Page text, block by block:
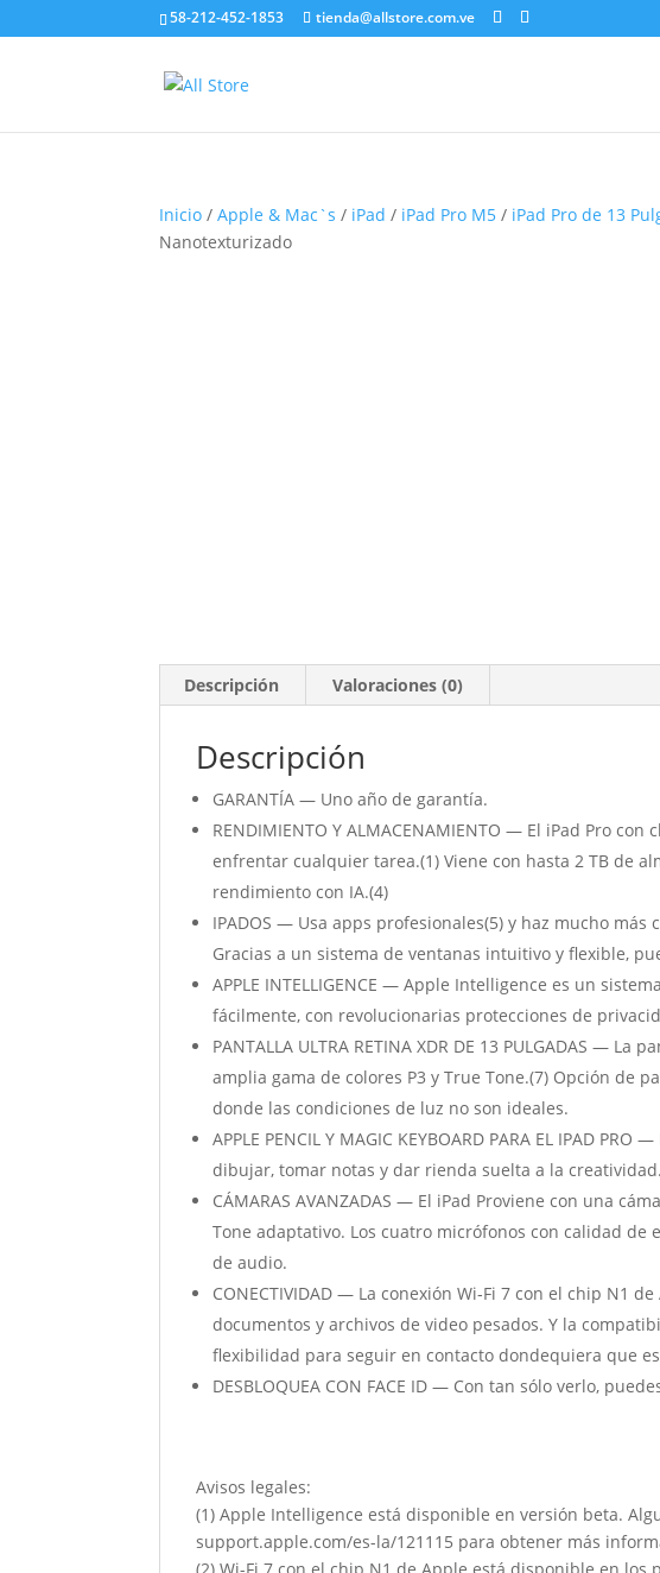
58-212-452-1853 tienda@allstore.com.ve
Inicio /Apple & Mac`s / iPad / iPad Pro M5 / iPad Pro de 13
Nanotexturizado
Descripción Valoraciones (0)
Descripción
GARANTÍA — Uno año de garantía.
RENDIMIENTO Y ALMACENAMIENTO — El iPad Pro
enfrentar cualquier tarea.(1) Viene con hasta 2 TB de
rendimiento con IA.(4)
IPADOS — Usa apps profesionales(5) y haz mucho
Gracias a un sistema de ventanas intuitivo y flexible,
APPLE INTELLIGENCE — Apple Intelligence es un
fácilmente, con revolucionarias protecciones de
PANTALLA ULTRA RETINA XDR DE 13 PULGADAS —
amplia gama de colores P3 y True Tone.(7) Opción de
donde las condiciones de luz no son ideales.
APPLE PENCIL Y MAGIC KEYBOARD PARA EL IPAD
dibujar, tomar notas y dar rienda suelta a la
CÁMARAS AVANZADAS — El iPad Proviene con una
Tone adaptativo. Los cuatro micrófonos con calidad
de audio.
CONECTIVIDAD — La conexión Wi‐Fi 7 con el chip N1
documentos y archivos de video pesados. Y la
flexibilidad para seguir en contacto dondequiera que
DESBLOQUEA CON FACE ID — Con tan sólo verlo,
Avisos legales:
(1) Apple Intelligence está disponible en versión beta.
support.apple.com/es-la/121115 para obtener más